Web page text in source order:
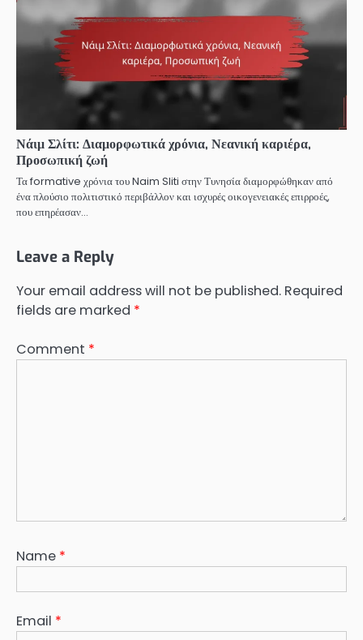
Νάιμ Σλίτι: Διαμορφωτικά χρόνια, Νεανική καριέρα,
Προσωπική ζωή
Τα formative χρόνια του Naim Sliti στην Τυνησία διαμορφώθηκαν από
ένα πλούσιο πολιτιστικό περιβάλλον και ισχυρές οικογενειακές επιρροές,
που επηρέασαν…
Leave a Reply
Your email address will not be published. Required
fields are marked *
Comment *
Name *
Email *